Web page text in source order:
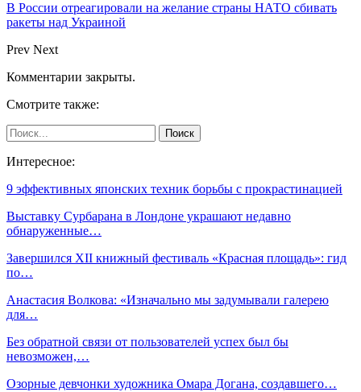
В России отреагировали на желание страны НАТО сбивать
ракеты над Украиной
Prev Next
Комментарии закрыты.
Смотрите также:
Интересное:
9 эффективных японских техник борьбы с прокрастинацией
Выставку Сурбарана в Лондоне украшают недавно
обнаруженные…
Завершился XII книжный фестиваль «Красная площадь»: гид
по…
Анастасия Волкова: «Изначально мы задумывали галерею
для…
Без обратной связи от пользователей успех был бы
невозможен,…
Озорные девчонки художника Омара Догана, создавшего…